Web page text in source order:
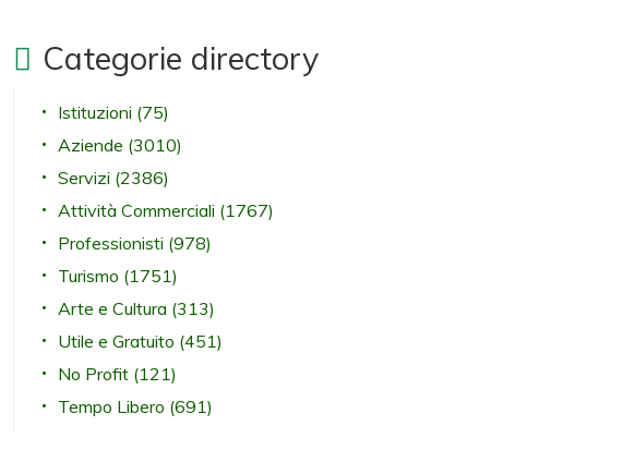
Categorie directory
Istituzioni (75)
Aziende (3010)
Servizi (2386)
Attività Commerciali (1767)
Professionisti (978)
Turismo (1751)
Arte e Cultura (313)
Utile e Gratuito (451)
No Profit (121)
Tempo Libero (691)